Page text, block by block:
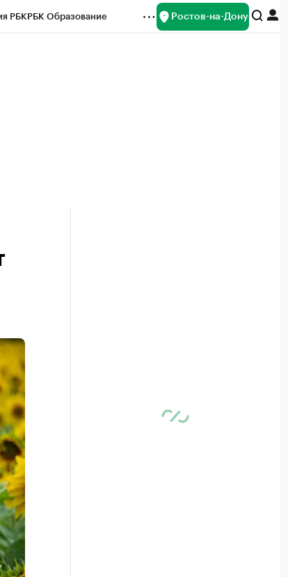
РБКРБК Образование Ростов-на-Дону